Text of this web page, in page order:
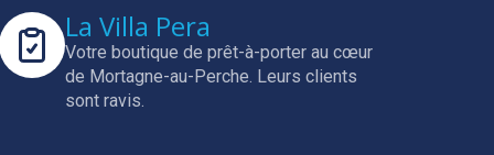
La Villa Pera
Votre boutique de prêt-à-porter au cœur
de Mortagne-au-Perche. Leurs clients
sont ravis.